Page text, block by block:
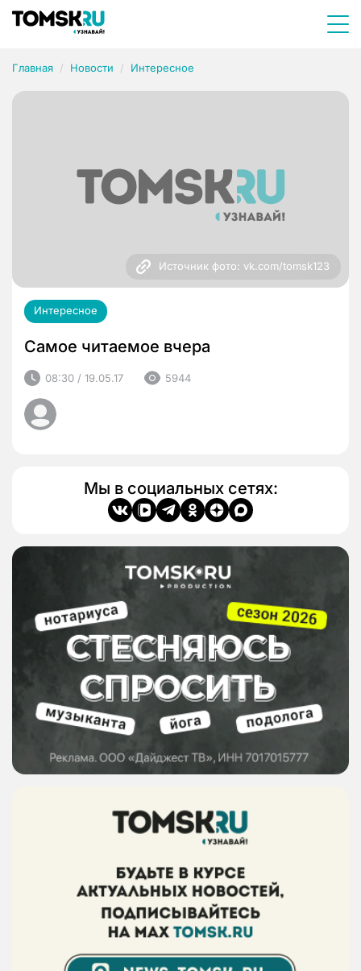
Главная Новости Интересное
Источник фото: vk.com/tomsk123
Интересное
Самое читаемое вчера
08:30 / 19.05.17 5944
Мы в социальных сетях: